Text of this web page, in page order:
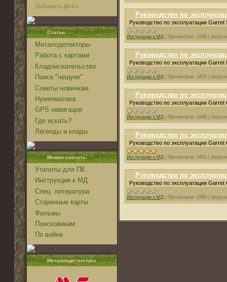
Добавить фото
Статьи
Металодетекторы
Работа с картами
Кладоискательство
Поиск "чешуек"
Советы новичкам
Нумизматика
GPS навигация
Где искать?
Легенды и клады
Можно скачать:
Утилиты для ПК
Инструкции к МД
Спец. литература
Старинные карты
Фильмы
Поисковикам
По войне
Металлодетекторы
Руководство по
Руководство по эксплуатации Garret
Инструкции к МД Просмотров: 1538
Руководство по
Руководство по эксплуатации
Инструкции к МД Просмотров: 1855
Руководство по
Руководство по эксплуатации Garret
Инструкции к МД Просмотров: 1946
Руководство по
Руководство по эксплуатации Garret
Инструкции к МД Просмотров: 1851
Руководство по
Руководство по эксплуатации Garret
Инструкции к МД Просмотров: 1590